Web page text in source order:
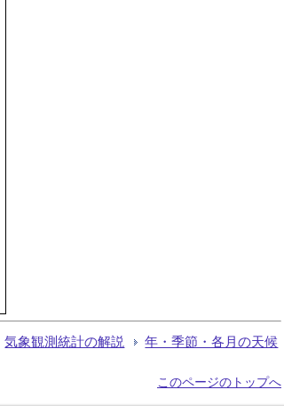
気象観測統計の解説 年・季節・各月の天候
このページのトップへ